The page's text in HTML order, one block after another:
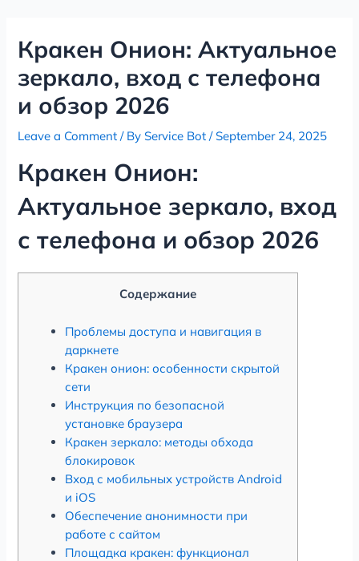
contentКракен Онион: Актуальное
зеркало, вход с телефона
и обзор 2026
Leave a Comment / ByService Bot/September 24, 2025
Кракен Онион:
Актуальное зеркало, вход
с телефона и обзор 2026
Содержание
Проблемы доступа и навигация в
даркнете
Кракен онион: особенности скрытой
сети
Инструкция по безопасной
установке браузера
Кракен зеркало: методы обхода
блокировок
Вход с мобильных устройств Android
и iOS
Обеспечение анонимности при
работе с сайтом
Площадка кракен: функционал